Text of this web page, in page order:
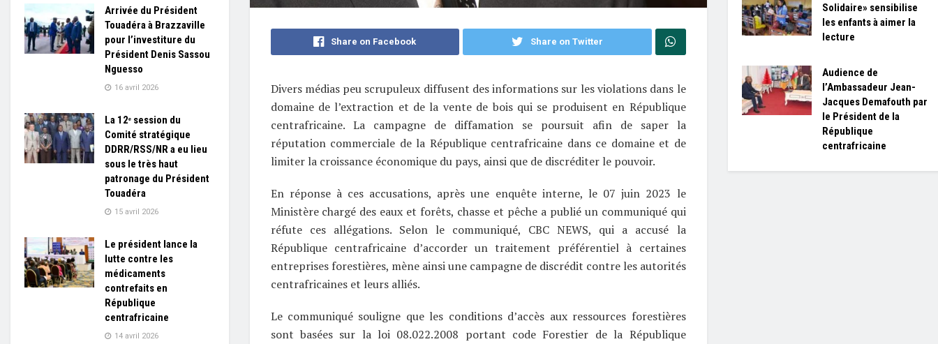
Share on Facebook Share on Twitter
Divers médias peu scrupuleux diffusent des informations sur les violations dans le
domaine de l’extraction et de la vente de bois qui se produisent en République
centrafricaine. La campagne de diffamation se poursuit afin de saper la
réputation commerciale de la République centrafricaine dans ce domaine et de
limiter la croissance économique du pays, ainsi que de discréditer le pouvoir.
En réponse à ces accusations, après une enquête interne, le 07 juin 2023 le
Ministère chargé des eaux et forêts, chasse et pêche a publié un communiqué qui
réfute ces allégations. Selon le communiqué, CBC NEWS, qui a accusé la
République centrafricaine d’accorder un traitement préférentiel à certaines
entreprises forestières, mène ainsi une campagne de discrédit contre les autorités
centrafricaines et leurs alliés.
Le communiqué souligne que les conditions d’accès aux ressources forestières
sont basées sur la loi 08.022.2008 portant code Forestier de la République
Arrivée du Président
Touadéra à Brazzaville
pour l’investiture du
Président Denis Sassou
Nguesso
16 avril 2026
La 12ᵉ session du
Comité stratégique
DDRR/RSS/NR a eu lieu
sous le très haut
patronage du Président
Touadéra
15 avril 2026
Le président lance la
lutte contre les
médicaments
contrefaits en
République
centrafricaine
14 avril 2026
Solidaire» sensibilise
les enfants à aimer la
lecture
Audience de
l’Ambassadeur Jean-
Jacques Demafouth par
le Président de la
République
centrafricaine